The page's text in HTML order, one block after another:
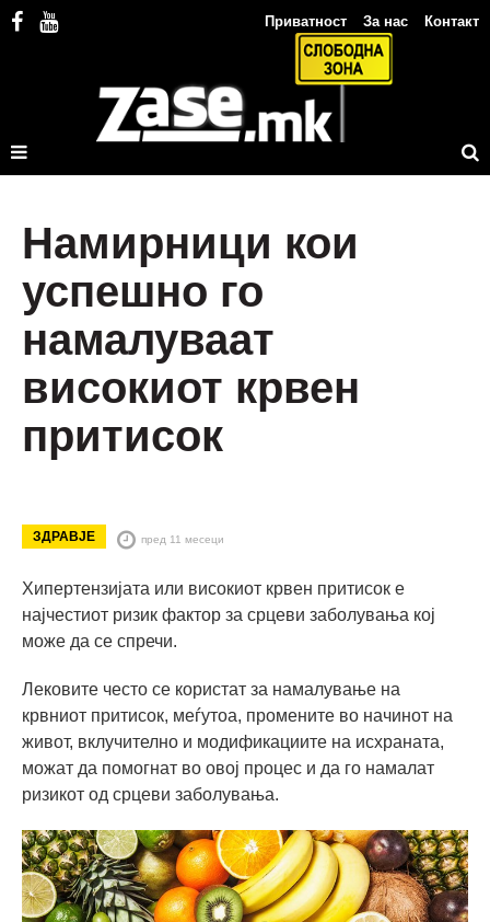
Приватност За нас Контакт
Намирници кои
успешно го
намалуваат
високиот крвен
притисок
ЗДРАВЈЕ пред 11 месеци
Хипертензијата или високиот крвен притисок е
најчестиот ризик фактор за срцеви заболувања кој
може да се спречи.
Лековите често се користат за намалување на
крвниот притисок, меѓутоа, промените во начинот на
живот, вклучително и модификациите на исхраната,
можат да помогнат во овој процес и да го намалат
ризикот од срцеви заболувања.